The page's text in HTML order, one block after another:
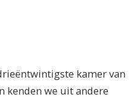
kamer van
kenden we uit andere